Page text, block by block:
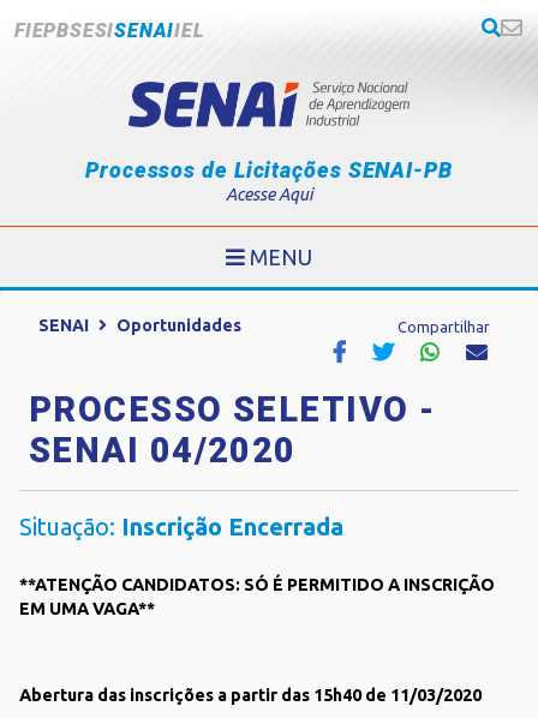
FIEPBSESISENAIIEL
Processos de Licitações SENAI-PB
Acesse Aqui
MENU
SENAI Oportunidades Compartilhar
PROCESSO SELETIVO -
SENAI 04/2020
Situação: Inscrição Encerrada
**ATENÇÃO CANDIDATOS: SÓ É PERMITIDO A INSCRIÇÃO
EM UMA VAGA**
Abertura das inscrições a partir das 15h40 de 11/03/2020